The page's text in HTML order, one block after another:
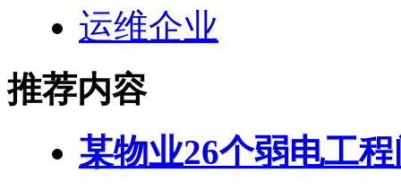
运维企业
推荐内容
某物业26个弱电工